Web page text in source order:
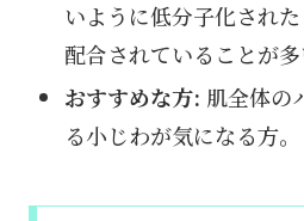
いように低分子化され
配合されていることが多
おすすめな方: 肌全体の
る小じわが気になる方。